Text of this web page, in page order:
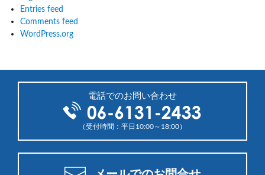
Entries feed
Comments feed
WordPress.org
電話でのお問い合わせ
（受付時間：平日10:00～18:00）